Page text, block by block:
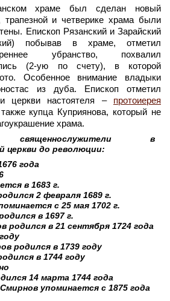
храме был сделан новый
трапезной и четверике храма были
Епископ Рязанский и Зарайский
побывав в храме, отметил
убранство, похвалил
(2-ую по счету), в которой
Особенное внимание владыки
из дуба. Епископ отметил
церкви настоятеля – протоиерея
купца Куприянова, который не
храма.
священнослужители в
церкви до революции:
года
в 1683 г.
2 февраля 1689 г.
с 25 мая 1702 г.
в 1697 г.
родился в 21 сентября 1724 года
родился в 1739 году
в 1744 году
14 марта 1744 года
упоминается с 1875 года